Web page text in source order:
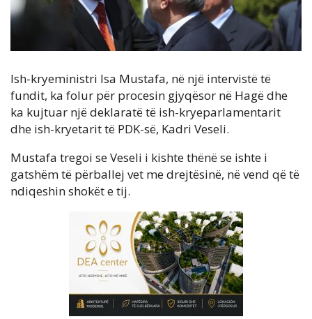
Ish-kryeministri Isa Mustafa, në një intervistë të
fundit, ka folur për procesin gjyqësor në Hagë dhe
ka kujtuar një deklaratë të ish-kryeparlamentarit
dhe ish-kryetarit të PDK-së, Kadri Veseli.
Mustafa tregoi se Veseli i kishte thënë se ishte i
gatshëm të përballej vet me drejtësinë, në vend që të
ndiqeshin shokët e tij.